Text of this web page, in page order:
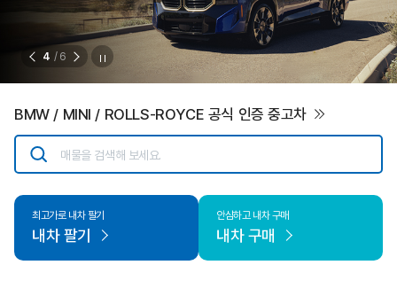
4 / 6
BMW / MINI / ROLLS-ROYCE 공식 인증 중고차
매물을 검색해 보세요.
최고가로 내차 팔기
내차 팔기
안심하고 내차 구매
내차 구매